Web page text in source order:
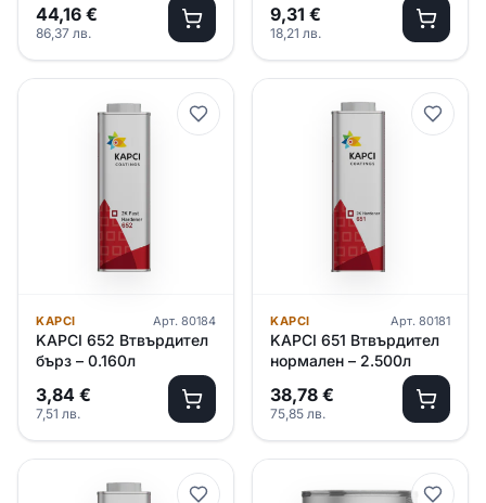
44,16 €
86,37 лв.
9,31 €
18,21 лв.
KAPCI Арт. 80184
KAPCI 652 Втвърдител
бърз – 0.160л
3,84 €
7,51 лв.
KAPCI Арт. 80181
KAPCI 651 Втвърдител
нормален – 2.500л
38,78 €
75,85 лв.